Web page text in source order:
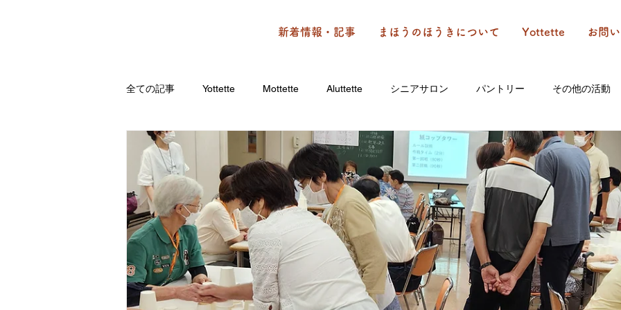
新着情報・記事 まほうのほうきについて Yottette お問
全ての記事 Yottette Mottette Aluttette シニアサロン パントリー その他の活動